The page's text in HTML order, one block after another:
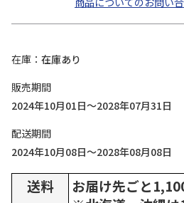
在庫
在庫あり
販売期間
2024年10月01日～2028年07月31日
配送期間
2024年10月08日～2028年08月08日
送料
お届け先ごと